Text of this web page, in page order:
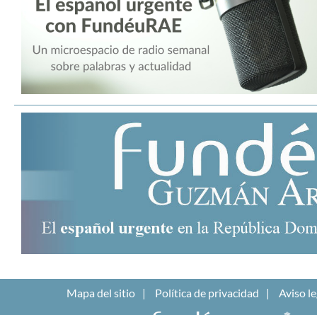
Mapa del sitio Política de privacidad Aviso